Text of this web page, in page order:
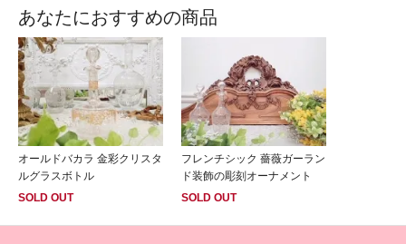
あなたにおすすめの商品
オールドバカラ 金彩クリスタ
ルグラスボトル
SOLD OUT
フレンチシック 薔薇ガーラン
ド装飾の彫刻オーナメント
SOLD OUT